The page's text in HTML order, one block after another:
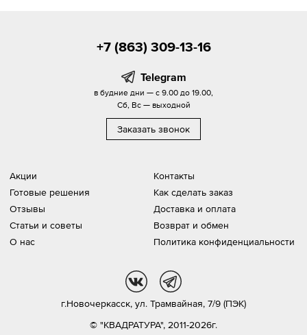
Акции
Готовые решения
Отзывы
Статьи и советы
О нас
Контакты
Как сделать заказ
Доставка и оплата
Возврат и обмен
Политика конфиденциальности
+7 (863) 309-13-16
Telegram
в будние дни — с 9.00 до 19.00,
Сб, Вс — выходной
Заказать звонок
© "КВАДРАТУРА", 2011-2026г.
г.Новочеркасск, ул. Трамвайная, 7/9 (ПЭК)